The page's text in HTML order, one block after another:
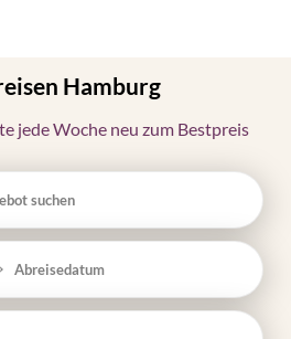
Hamburg
jede Woche neu zum Bestpreis
suchen
Abreisedatum